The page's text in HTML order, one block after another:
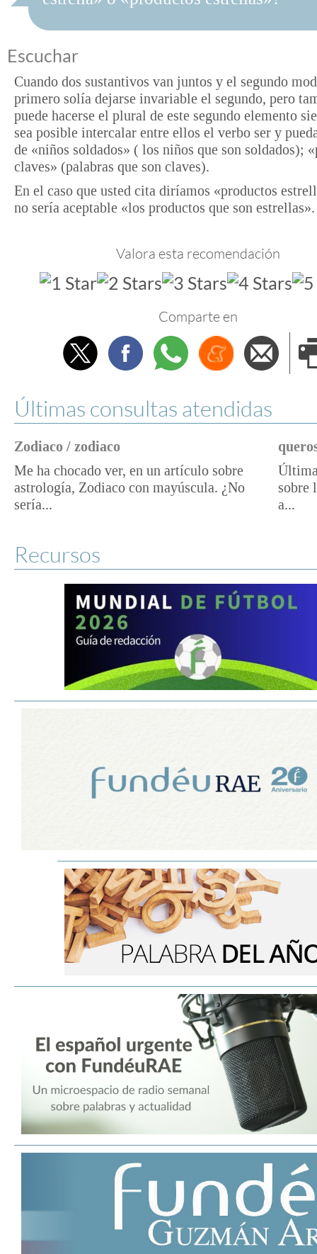
Escuchar
Cuando dos sustantivos van juntos y el segundo
primero solía dejarse invariable el segundo, pero
puede hacerse el plural de este segundo elemento
sea posible intercalar entre ellos el verbo ser y
de «niños soldados» ( los niños que son soldados);
claves» (palabras que son claves).
En el caso que usted cita diríamos «productos
no sería aceptable «los productos que son estrellas».
Valora esta recomendación
Comparte en
TwitterFacebookWhatsappMenéame
Últimas consultas atendidas
Zodiaco / zodiaco
Me ha chocado ver, en un artículo sobre
astrología, Zodiaco con mayúscula. ¿No
sería...
sobre
a...
Recursos